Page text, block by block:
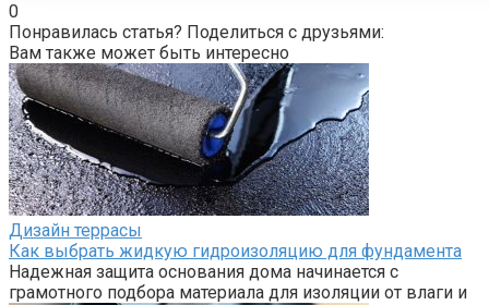
0
Понравилась статья? Поделиться с друзьями:
Вам также может быть интересно
Дизайн террасы
Как выбрать жидкую гидроизоляцию для фундамента
Надежная защита основания дома начинается с
грамотного подбора материала для изоляции от влаги и